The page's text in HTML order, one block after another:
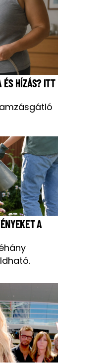
ÉS HÍZÁS? ITT
A